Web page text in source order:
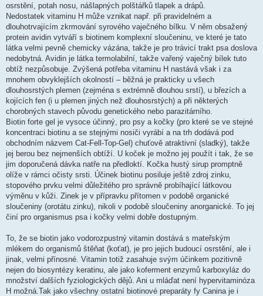
osrstění, potah nosu, nášlapných polštářků tlapek a drápů.
Nedostatek vitaminu H může vznikat např. při pravidelném a
dlouhotrvajícím zkrmování syrového vaječného bílku. V něm obsažený
protein avidin vytváří s biotinem komplexní sloučeninu, ve které je tato
látka velmi pevně chemicky vázána, takže je pro trávicí trakt psa doslova
nedobytná. Avidin je látka termolabilní, takže vařený vaječný bílek tuto
obtíž nezpůsobuje. Zvýšená potřeba vitaminu H nastává však i za
mnohem obvyklejších okolností – běžná je prakticky u všech
dlouhosrstých plemen (zejména s extrémně dlouhou srstí), u březích a
kojících fen (i u plemen jiných než dlouhosrstých) a při některých
chorobných stavech původu genetického nebo parazitárního.
Biotin forte gel je vysoce účinný, pro psy a kočky (pro které se ve stejné
koncentraci biotinu a se stejnými nosiči vyrábí a na trh dodává pod
obchodním názvem Cat-Fell-Top-Gel) chuťově atraktivní (sladký), takže
jej berou bez nejmenších obtíží. U koček je možno jej použít i tak, že se
jim doporučená dávka natře na předloktí. Kočka hustý sirup promptně
olíže v rámci očisty srsti. Účinek biotinu posiluje ještě zdroj zinku,
stopového prvku velmi důležitého pro správně probíhající látkovou
výměnu v kůži. Zinek je v přípravku přítomen v podobě organické
sloučeniny (orotátu zinku), nikoli v podobě sloučeniny anorganické. To jej
činí pro organismus psa i kočky velmi dobře dostupným.
To, že se biotin jako vodorozpustný vitamin dostává s mateřským
mlékem do organismů štěňat (koťat), je pro jejich budoucí osrstění, ale i
jinak, velmi přínosné. Vitamin totiž zasahuje svým účinkem pozitivně
nejen do biosyntézy keratinu, ale jako koferment enzymů karboxyláz do
množství dalších fyziologických dějů. Ani u mláďat není hypervitaminóza
H možná.Tak jako všechny ostatní biotinové preparáty fy Canina je i